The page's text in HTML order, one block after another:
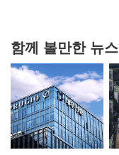
함께 볼만한 뉴스